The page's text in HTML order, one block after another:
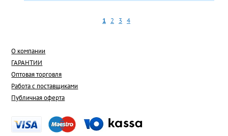
1 2 3 4
О компании
ГАРАНТИИ
Оптовая торговля
Работа с поставщиками
Публичная оферта